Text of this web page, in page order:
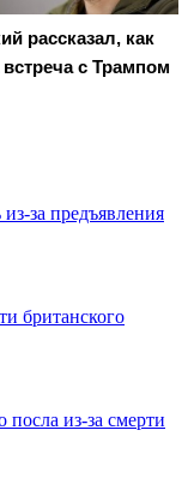
рассказал, как
с Трампом
за предъявления
британского
из-за смерти